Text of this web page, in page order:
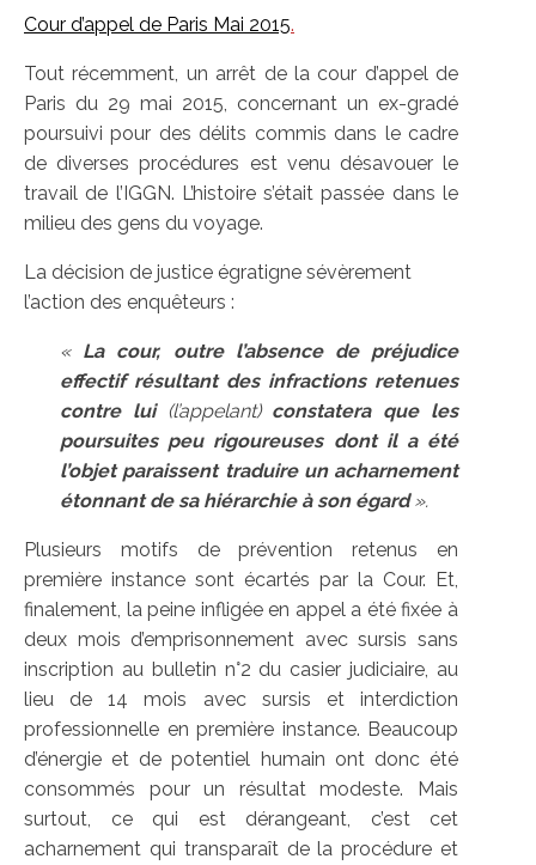
Cour d’appel de Paris Mai 2015.
Tout récemment, un arrêt de la cour d’appel de
Paris du 29 mai 2015, concernant un ex-gradé
poursuivi pour des délits commis dans le cadre
de diverses procédures est venu désavouer le
travail de l’IGGN. L’histoire s’était passée dans le
milieu des gens du voyage.
La décision de justice égratigne sévèrement
l’action des enquêteurs :
« La cour, outre l’absence de préjudice
effectif résultant des infractions retenues
contre lui (l’appelant) constatera que les
poursuites peu rigoureuses dont il a été
l’objet paraissent traduire un acharnement
étonnant de sa hiérarchie à son égard».
Plusieurs motifs de prévention retenus en
première instance sont écartés par la Cour. Et,
finalement, la peine infligée en appel a été fixée à
deux mois d’emprisonnement avec sursis sans
inscription au bulletin n°2 du casier judiciaire, au
lieu de 14 mois avec sursis et interdiction
professionnelle en première instance. Beaucoup
d’énergie et de potentiel humain ont donc été
consommés pour un résultat modeste. Mais
surtout, ce qui est dérangeant, c’est cet
acharnement qui transparaît de la procédure et